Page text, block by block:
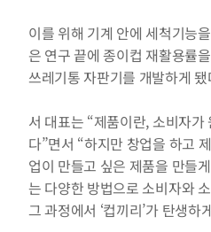
이를 위해 기계 안에 세척기능
은 연구 끝에 종이컵 재활용률
쓰레기통 자판기를 개발하게 됐
서 대표는 “제품이란, 소비자
다”면서 “하지만 창업을 하고
업이 만들고 싶은 제품을 만들
는 다양한 방법으로 소비자와
그 과정에서 ‘컵끼리’가 탄생하